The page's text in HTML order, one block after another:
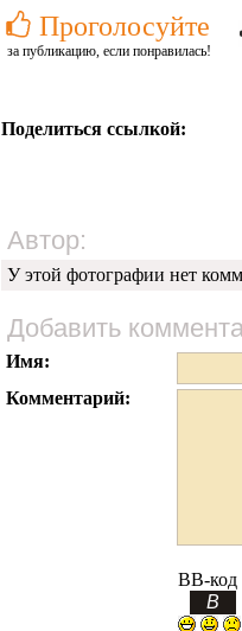
Проголосуйте
за публикацию, если понравилась!
Поделиться ссылкой:
Автор:
У этой фотографии нет
Добавить
Имя:
Комментарий:
BB-код